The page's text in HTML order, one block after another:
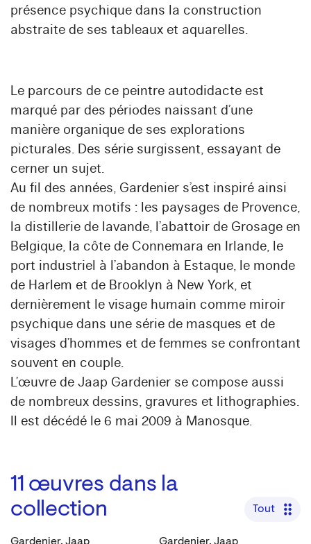
présence psychique dans la construction
abstraite de ses tableaux et aquarelles.
Le parcours de ce peintre autodidacte est
marqué par des périodes naissant d’une
manière organique de ses explorations
picturales. Des série surgissent, essayant de
cerner un sujet.
Au fil des années, Gardenier s’est inspiré ainsi
de nombreux motifs : les paysages de Provence,
la distillerie de lavande, l’abattoir de Grosage en
Belgique, la côte de Connemara en Irlande, le
port industriel à l’abandon à Estaque, le monde
de Harlem et de Brooklyn à New York, et
dernièrement le visage humain comme miroir
psychique dans une série de masques et de
visages d’hommes et de femmes se confrontant
souvent en couple.
L’œuvre de Jaap Gardenier se compose aussi
de nombreux dessins, gravures et lithographies.
Il est décédé le 6 mai 2009 à Manosque.
11 œuvres dans la
collection
Tout